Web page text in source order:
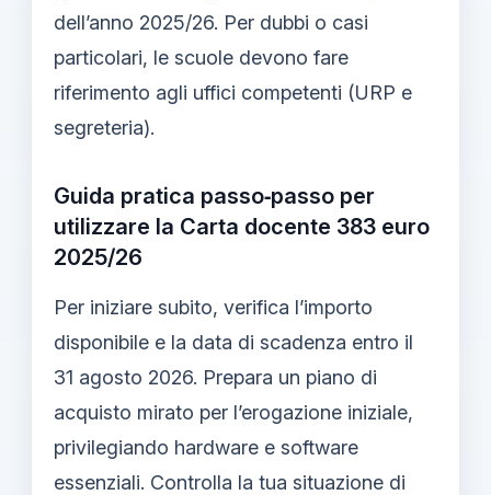
dell’anno 2025/26. Per dubbi o casi
particolari, le scuole devono fare
riferimento agli uffici competenti (URP e
segreteria).
Guida pratica passo‑passo per
utilizzare la Carta docente 383 euro
2025/26
Per iniziare subito, verifica l’importo
disponibile e la data di scadenza entro il
31 agosto 2026. Prepara un piano di
acquisto mirato per l’erogazione iniziale,
privilegiando hardware e software
essenziali. Controlla la tua situazione di